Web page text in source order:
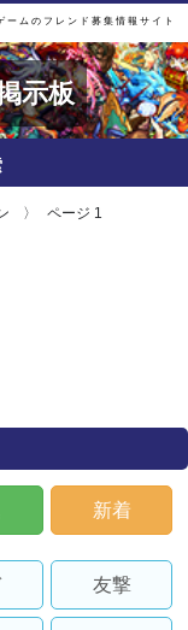
ームのフレンド募集情報サイト
示板
ページ 1
新着
友撃